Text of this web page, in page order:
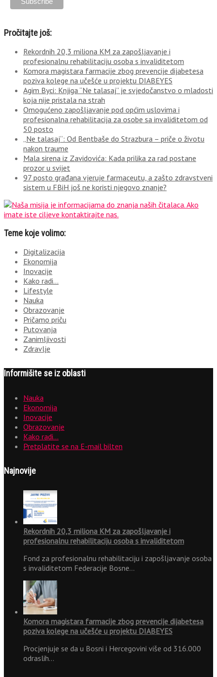
Pročitajte još:
Rekordnih 20,3 miliona KM za zapošljavanje i
profesionalnu rehabilitaciju osoba s invaliditetom
Komora magistara farmacije zbog prevencije dijabetesa
poziva kolege na učešće u projektu DIABEYES
Agim Byci: Knjiga “Ne talasaj” je svjedočanstvo o mladosti
koja nije pristala na strah
Omogućeno zapošljavanje pod općim uslovima i
profesionalna rehabilitacija za osobe sa invaliditetom od
50 posto
„Ne talasaj“: Od Bentbaše do Strazbura – priče o životu
nakon traume
Mala sirena iz Zavidovića: Kada prilika za rad postane
prozor u svijet
97 posto građana vjeruje farmaceutu, a zašto zdravstveni
sistem u FBiH još ne koristi njegovo znanje?
Teme koje volimo:
Digitalizacija
Ekonomija
Inovacije
Kako radi…
Lifestyle
Nauka
Obrazovanje
Pričamo priču
Putovanja
Zanimljivosti
Zdravlje
Informišite se iz oblasti
Nauka
Ekonomija
Inovacije
Obrazovanje
Kako radi…
Pretplatite se na E-mail bilten
Najnovije
Rekordnih 20,3 miliona KM za zapošljavanje i
profesionalnu rehabilitaciju osoba s invaliditetom
Fond za profesionalnu rehabilitaciju i zapošljavanje osoba
s invaliditetom Federacije Bosne…
Komora magistara farmacije zbog prevencije dijabetesa
poziva kolege na učešće u projektu DIABEYES
Procjenjuje se da u Bosni i Hercegovini više od 316.000
odraslih…